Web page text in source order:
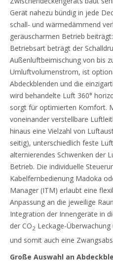
Gerät nahezu bündig in jede
schall- und wärmedämmend
geräuscharmen Betrieb
Betriebsart beträgt der
Außenluftbeimischung von bis
Umluftvolumenstrom, ist
Abdeckblenden und die
wird behandelte Luft 360°
sorgt für optimierten Komfort.
voneinander verstellbare
hinaus eine Vielzahl von
seitig), unterschiedlich feste
alternierendes Schwenken der
Betrieb. Die individuelle
Kabelfernbedienung Madoka
Manager (ITM) erlaubt eine
Anpassung an die jeweilige
Integration der Innengeräte in
der CO2 Leckage-
und somit auch eine
Große Auswahl an